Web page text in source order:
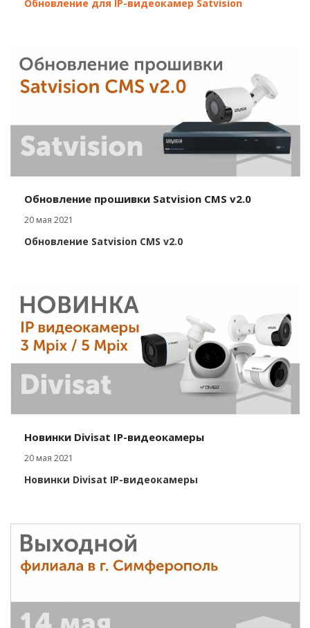
Обновление для IP-видеокамер Satvision
Обновление прошивки Satvision CMS v2.0
20 мая 2021
Обновление Satvision CMS v2.0
Новинки Divisat IP-видеокамеры
20 мая 2021
Новинки Divisat IP-видеокамеры